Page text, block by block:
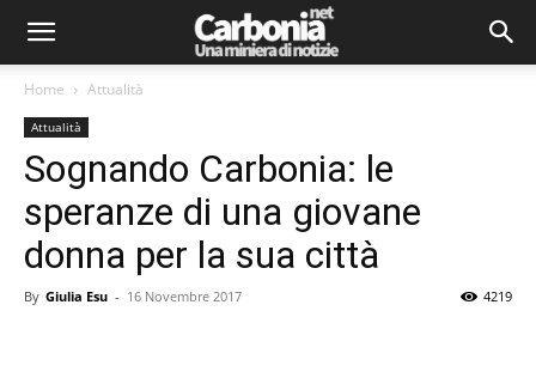
Home Attualità
Attualità
Sognando Carbonia: le
speranze di una giovane
donna per la sua città
By Giulia Esu - 16 Novembre 2017 4219